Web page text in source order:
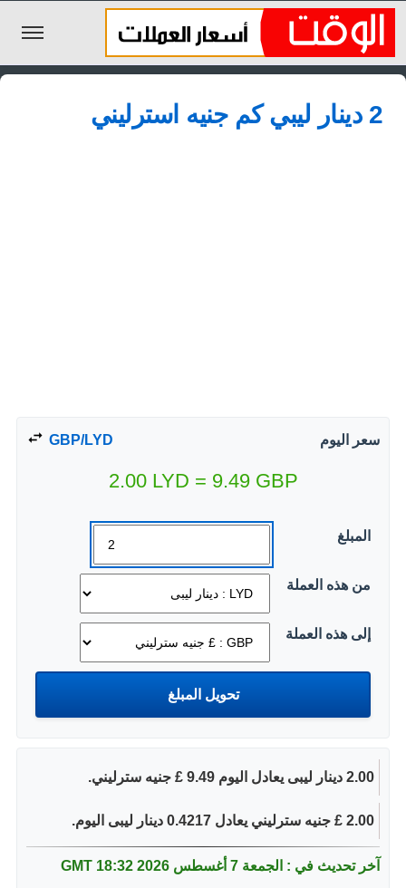
الليرة السورية
الجنيه المصري2 دينار ليبي كم جنيه استرليني
سعر اليوم GBP/LYD
2.00 LYD = 9.49 GBP
المبلغ
من هذه العملة
إلى هذه العملة
2.00 دينار ليبى يعادل اليوم 9.49 £ جنيه سترليني.
2.00 £ جنيه سترليني يعادل 0.4217 دينار ليبى اليوم.
آخر تحديث في : الجمعة 7 أغسطس 2026 18:32 GMT